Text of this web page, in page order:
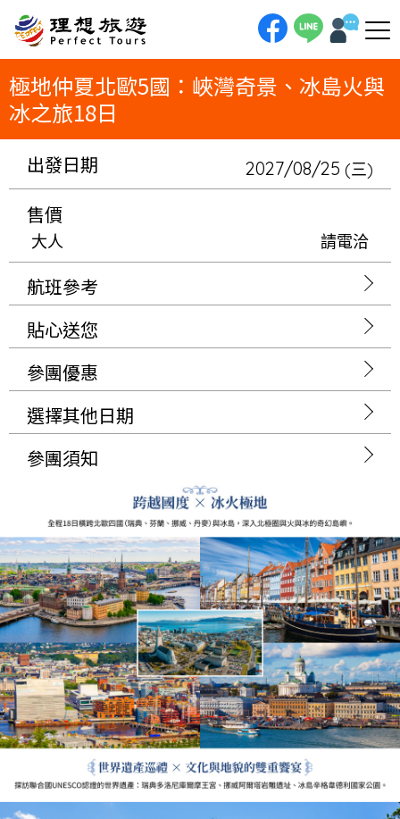
更將串連芬蘭、瑞典、丹麥三國首都，以最完整的方式，一次收藏北歐的絕美篇章。
極地仲夏北歐5國：峽灣奇景、冰島火與
冰之旅18日
出發日期 2027/08/25 (三)
售價
大人 請電洽
航班參考
貼心送您
參團優惠
選擇其他日期
參團須知